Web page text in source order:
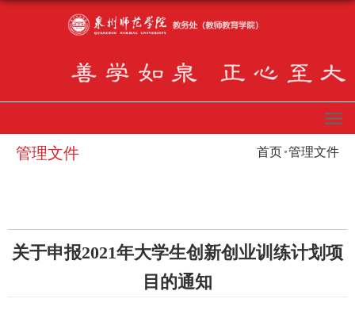
首页 管理文件
管理文件
关于申报2021年大学生创新创业训练计划项
目的通知